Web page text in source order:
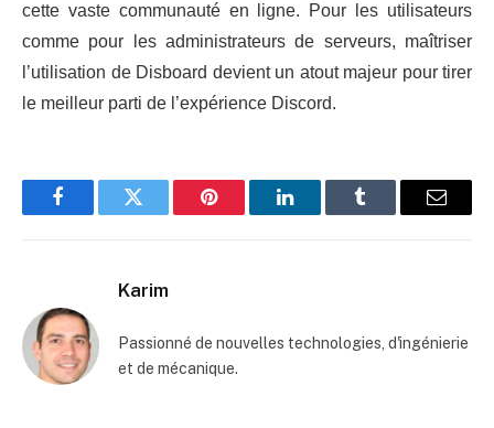
cette vaste communauté en ligne. Pour les utilisateurs
comme pour les administrateurs de serveurs, maîtriser
l’utilisation de Disboard devient un atout majeur pour tirer
le meilleur parti de l’expérience Discord.
FacebookTwitter Pinterest LinkedInTumblr Email
Karim
Passionné de nouvelles technologies, d'ingénierie
et de mécanique.